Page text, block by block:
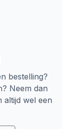
ook
op het
belangrijk.
aan
meest
zijn
bestelling?
Neem dan
altijd wel een